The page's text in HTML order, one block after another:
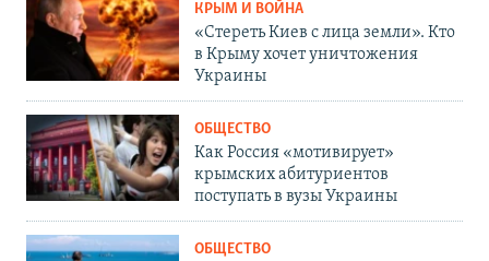
КРЫМ И ВОЙНА
«Стереть Киев с лица земли». Кто
в Крыму хочет уничтожения
Украины
ОБЩЕСТВО
Как Россия «мотивирует»
крымских абитуриентов
поступать в вузы Украины
ОБЩЕСТВО